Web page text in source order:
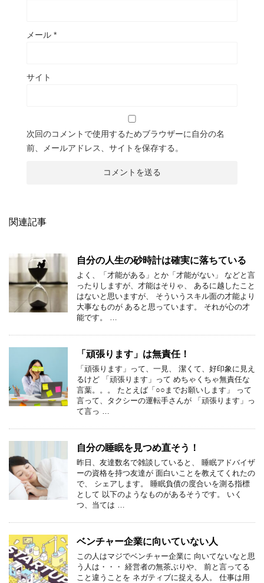
メール *
サイト
次回のコメントで使用するためブラウザーに自分の名
前、メールアドレス、サイトを保存する。
関連記事
自分の人生の砂時計は確実に落ちている
よく、「才能がある」とか「才能がない」 などと言
ったりしますが、才能はそりゃ、 あるに越したこと
はないと思いますが、 そういうスキル面の才能より
大事なものが あると思っています。 それが心の才
能です。 …
「頑張ります」は無責任！
「頑張ります」って、一見、 潔くて、好印象に見え
るけど 「頑張ります」って めちゃくちゃ無責任な
言葉。。。 たとえば「○○までお願いします」 って
言って、タクシーの運転手さんが 「頑張ります」っ
て言っ …
自分の睡眠を見つめ直そう！
昨日、友達数名で雑談していると、 睡眠アドバイザ
ーの資格を持つ友達が 面白いことを教えてくれたの
で、 シェアします。 睡眠負債の度合いを測る指標
として 以下のようなものがあるそうです。 いく
つ、当ては …
ベンチャー企業に向いていない人
この人はマジでベンチャー企業に 向いてないなと思
う人は・・・ 経営者の無茶ぶりや、 前と言ってる
こと違うことを ネガティブに捉える人。 仕事は用